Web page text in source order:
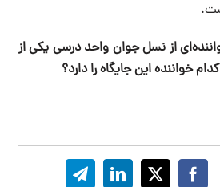
از نسل جوان واحد درسی یکی از
خواننده این جایگاه را دارد؟